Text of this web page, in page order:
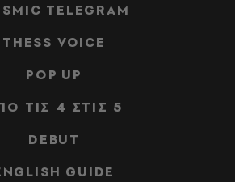
TELEGRAM
THESS VOICE
POP UP
ΤΙΣ 4 ΣΤΙΣ 5
DEBUT
GUIDE